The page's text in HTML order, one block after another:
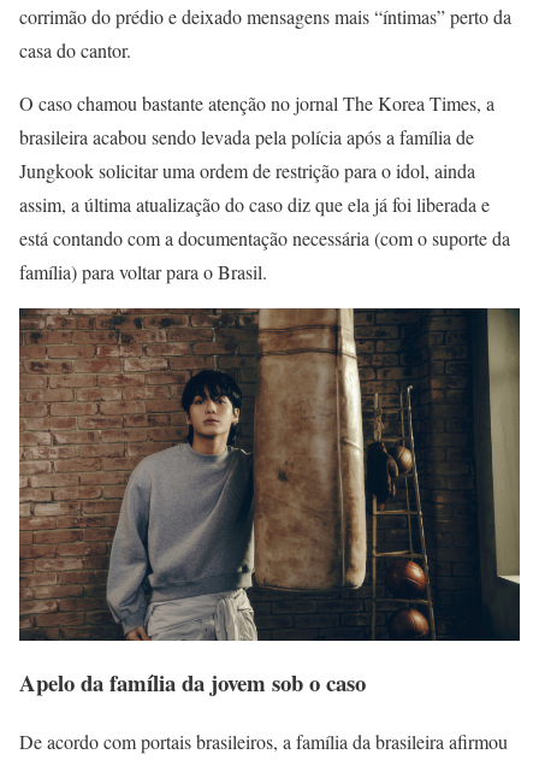
corrimão do prédio e deixado mensagens mais “íntimas” perto da
casa do cantor.
O caso chamou bastante atenção no jornal The Korea Times, a
brasileira acabou sendo levada pela polícia após a família de
Jungkook solicitar uma ordem de restrição para o idol, ainda
assim, a última atualização do caso diz que ela já foi liberada e
está contando com a documentação necessária (com o suporte da
família) para voltar para o Brasil.
Apelo da família da jovem sob o caso
De acordo com portais brasileiros, a família da brasileira afirmou